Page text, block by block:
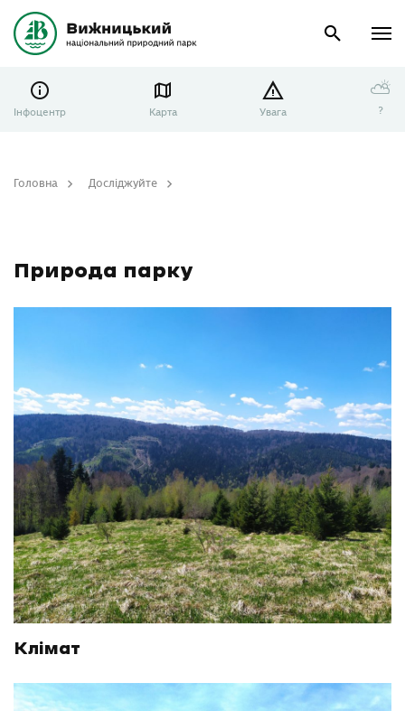
Інфоцентр Карта Увага
⛅
?
Головна Досліджуйте
Природа парку
Клімат